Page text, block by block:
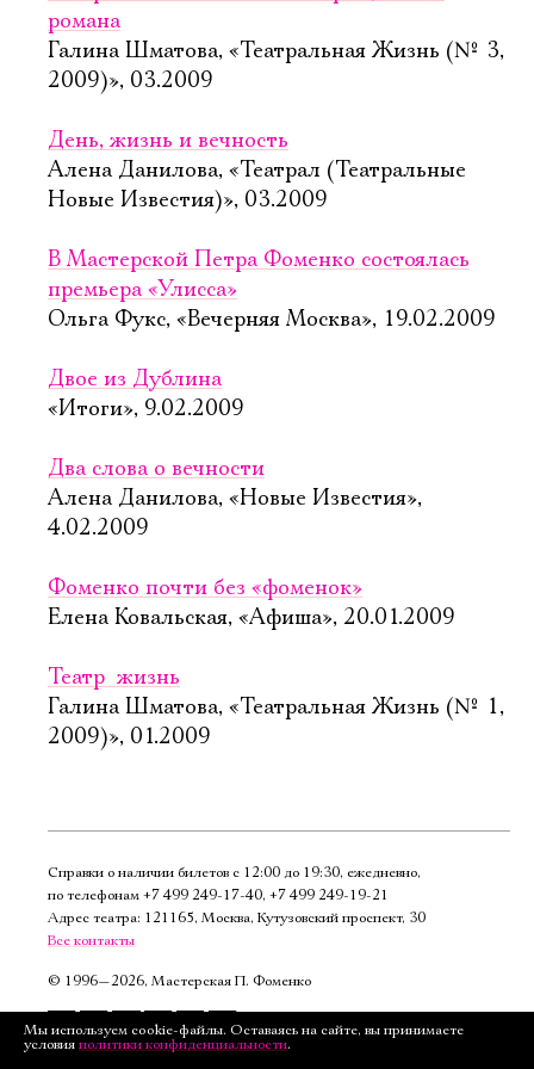
романа
Галина Шматова, «Театральная Жизнь (№ 3,
2009)», 03.2009
День, жизнь и вечность
Алена Данилова, «Театрал (Театральные
Новые Известия)», 03.2009
В Мастерской Петра Фоменко состоялась
премьера «Улисса»
Ольга Фукс, «Вечерняя Москва», 19.02.2009
Двое из Дублина
«Итоги», 9.02.2009
Два слова о вечности
Алена Данилова, «Новые Известия»,
4.02.2009
Фоменко почти без «фоменок»
Елена Ковальская, «Афиша», 20.01.2009
Театр  жизнь
Галина Шматова, «Театральная Жизнь (№ 1,
2009)», 01.2009
Справки о наличии билетов с 12:00 до 19:30, ежедневно,
по телефонам +7 499 249‑17‑40, +7 499 249‑19‑21
Адрес театра: 121165, Москва, Кутузовский проспект, 30
Все контакты
© 1996—2026, Мастерская П. Фоменко
Подписаться
Мы используем cookie-файлы. Оставаясь на сайте, вы принимаете
условия политики конфиденциальности.